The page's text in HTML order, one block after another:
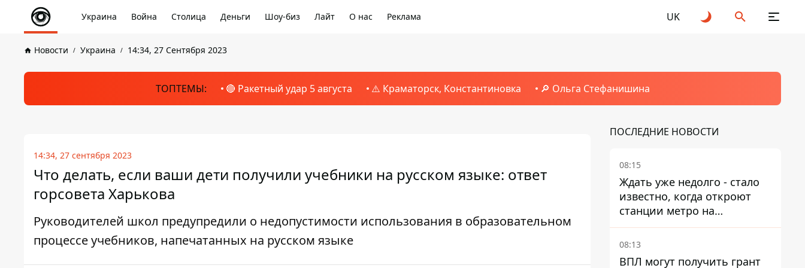
Украина Война Столица Деньги Шоу-биз Лайт О нас Реклама UK
Новости Украина 14:34, 27 Сентября 2023
ТОПТЕМЫ: 🔴 Ракетный удар 5 августа ⚠️ Краматорск, Константиновка 🔎 Ольга Стефанишина
14:34, 27 сентября 2023
Что делать, если ваши дети получили учебники на русском языке: ответ
горсовета Харькова
Руководителей школ предупредили о недопустимости использования в образовательном
процессе учебников, напечатанных на русском языке
ПОСЛЕДНИЕ НОВОСТИ
08:15
Ждать уже недолго - стало
известно, когда откроют
станции метро на
Виноградаре
08:13
ВПЛ могут получить грант